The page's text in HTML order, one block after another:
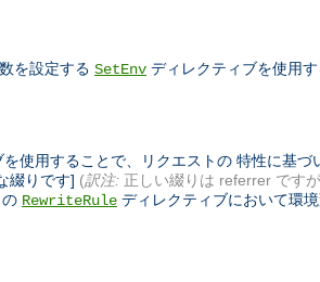
を設定する SetEnv ディレクティブを使用す
使用することで、リクエストの 特性に基づ
綴りです] (訳注: 正しい綴りは referrer です
RewriteRule ディレクティブにおいて環